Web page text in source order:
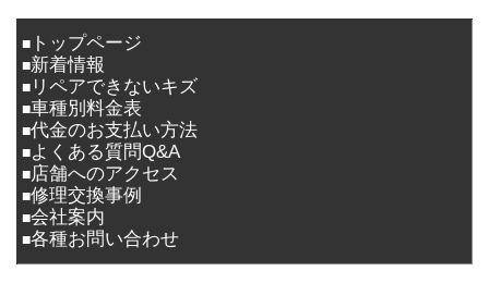
■ トップページ
■新着情報
■ リペアできないキズ
■車種別料金表
■代金のお支払い方法
■よくある質問Q&A
■店舗へのアクセス
■修理交換事例
■会社案内
■各種お問い合わせ